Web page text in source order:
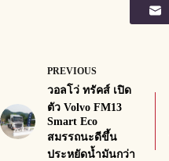
PREVIOUS
วอลโว่ ทรัคส์ เปิด
ตัว Volvo FM13
Smart Eco
สมรรถนะดีขึ้น
ประหยัดน้ำมันกว่า